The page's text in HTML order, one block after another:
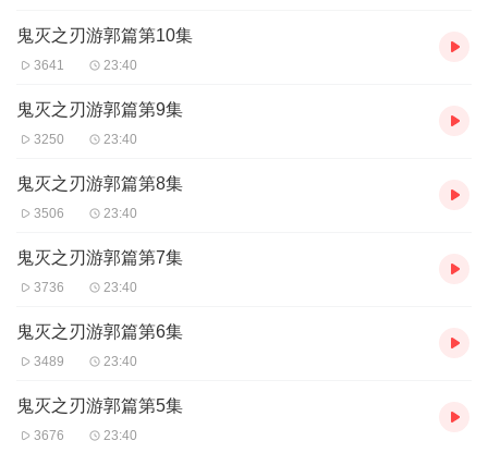
鬼灭之刃游郭篇第10集
3641 23:40
鬼灭之刃游郭篇第9集
3250 23:40
鬼灭之刃游郭篇第8集
3506 23:40
鬼灭之刃游郭篇第7集
3736 23:40
鬼灭之刃游郭篇第6集
3489 23:40
鬼灭之刃游郭篇第5集
3676 23:40